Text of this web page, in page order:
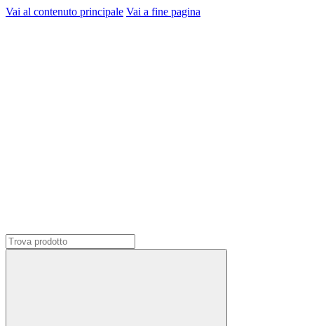
Vai al contenuto principale Vai a fine pagina